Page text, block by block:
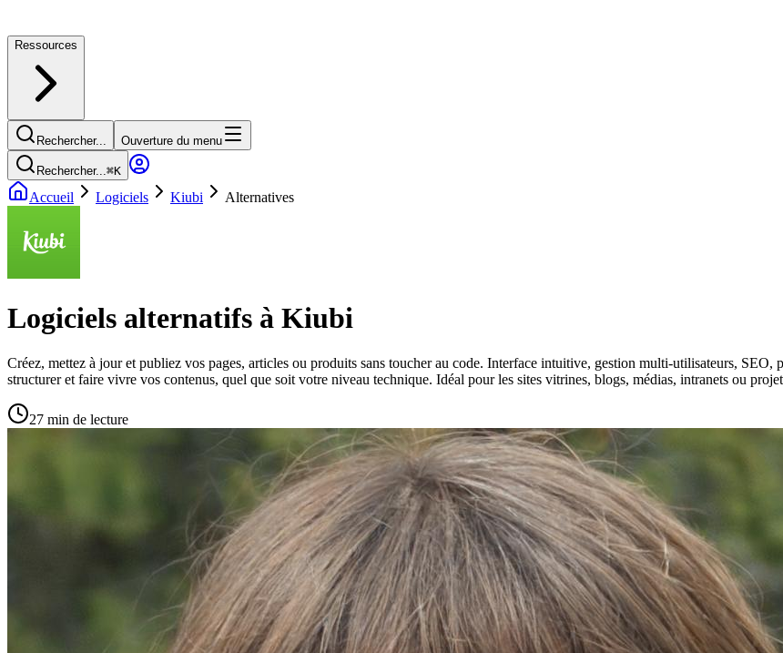
Ressources
Rechercher... Ouverture du menu
Rechercher...⌘K
Accueil Logiciels Kiubi Alternatives
Logiciels alternatifs à Kiubi
Créez, mettez à jour et publiez vos pages, articles ou produits sans toucher au code. Interface intuitive, gestion multi-utilisateurs,
structurer et faire vivre vos contenus, quel que soit votre niveau technique. Idéal pour les sites vitrines, blogs, médias, intranets ou
27 min de lecture